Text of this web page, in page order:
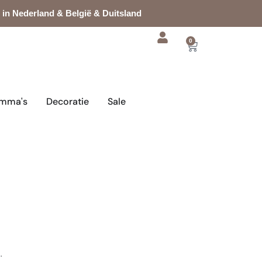
in Nederland & België & Duitsland
0
Cart
Decoratie Sale